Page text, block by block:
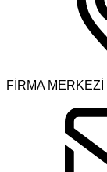
FİRMA MERKEZİ